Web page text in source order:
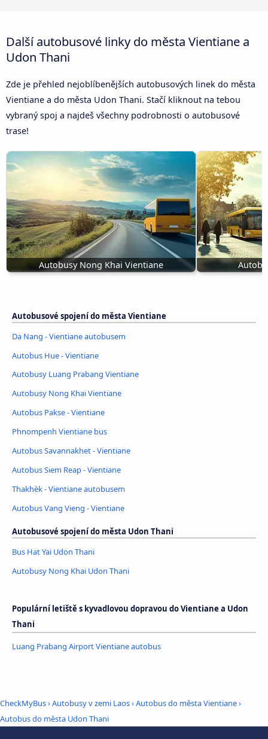
Další autobusové linky do města Vientiane a
Udon Thani
Zde je přehled nejoblíbenějších autobusových linek do města
Vientiane a do města Udon Thani. Stačí kliknout na tebou
vybraný spoj a najdeš všechny podrobnosti o autobusové
trase!
Autobusy Nong Khai Vientiane
Autobusové spojení do města Vientiane
Da Nang - Vientiane autobusem
Autobus Hue - Vientiane
Autobusy Luang Prabang Vientiane
Autobusy Nong Khai Vientiane
Autobus Pakse - Vientiane
Phnompenh Vientiane bus
Autobus Savannakhet - Vientiane
Autobus Siem Reap - Vientiane
Thakhèk - Vientiane autobusem
Autobus Vang Vieng - Vientiane
Autobusové spojení do města Udon Thani
Bus Hat Yai Udon Thani
Autobusy Nong Khai Udon Thani
Populární letiště s kyvadlovou dopravou do Vientiane a Udon
Thani
Luang Prabang Airport Vientiane autobus
CheckMyBus›Autobusy v zemi Laos›Autobus do města Vientiane›
Autobus do města Udon Thani